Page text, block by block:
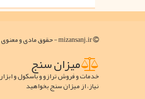
میزان سنج
خدمات و فروش ترازو و باسکول و
نیاز، از میزان سنج بخواهید